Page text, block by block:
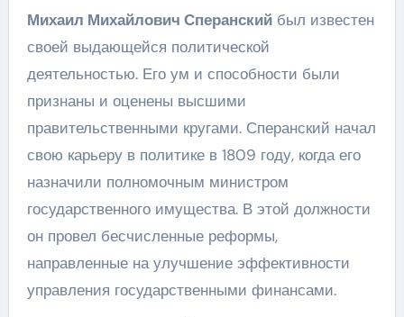
Михаил Михайлович Сперанскийбыл известен
своей выдающейся политической
деятельностью. Его ум и способности были
признаны и оценены высшими
правительственными кругами. Сперанский начал
свою карьеру в политике в 1809 году, когда его
назначили полномочным министром
государственного имущества. В этой должности
он провел бесчисленные реформы,
направленные на улучшение эффективности
управления государственными финансами.